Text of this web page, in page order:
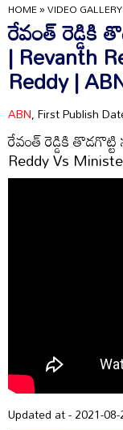
HOME»VIDEO GALLERY
రేవంత్ రెడ్డికి
| Revanth
Reddy |
ABN, First Publish
రేవంత్ రెడ్డికి
Reddy Vs
Updated at - 2021-